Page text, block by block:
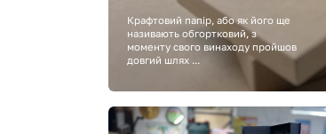
Крафтовий папір, або як його ще
називають обгортковий, з
моменту свого винаходу пройшов
довгий шлях ...